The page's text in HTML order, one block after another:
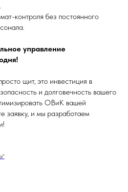
контроля без постоянного
управление
щит, это инвестиция в
и долговечность вашего
ОВиК вашей
заявку, и мы разработаем